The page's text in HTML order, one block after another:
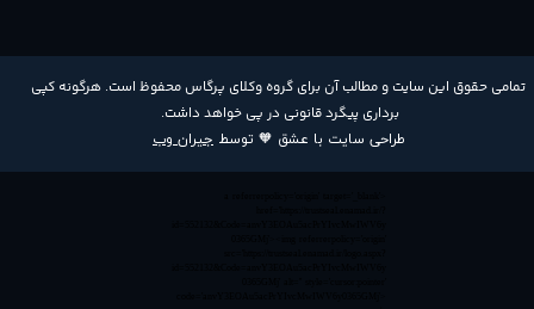
​تمامی حقوق این سایت و مطالب آن برای گروه وکلای پرگاس محفوظ است. هرگونه کپی
برداری پیگرد قانونی در پی خواهد داشت​​​​​​​.
طراحی سایت با عشق 🧡 توسط جیران وب